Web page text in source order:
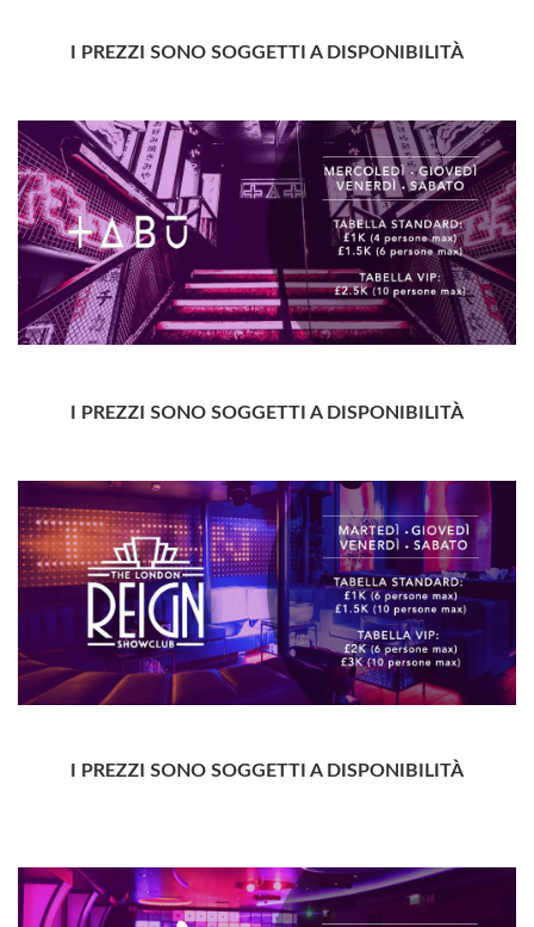
I PREZZI SONO SOGGETTI A DISPONIBILITÀ
I PREZZI SONO SOGGETTI A DISPONIBILITÀ
I PREZZI SONO SOGGETTI A DISPONIBILITÀ